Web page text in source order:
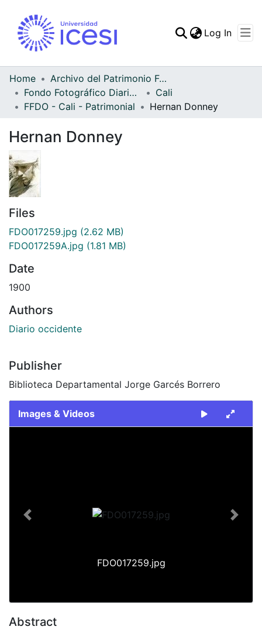
Statistics
Log In
Home
Archivo del Patrimonio Fotográfico y Fílmico del Valle del Cauca
Fondo Fotográfico Diario Occidente
Cali
FFDO - Cali - Patrimonial
Hernan Donney
Hernan Donney
Files
FDO017259.jpg (2.62 MB)
FDO017259A.jpg (1.81 MB)
Date
1900
Authors
Diario occidente
Publisher
Biblioteca Departamental Jorge Garcés Borrero
Images & Videos
FDO017259.jpg
Previous Next
Abstract